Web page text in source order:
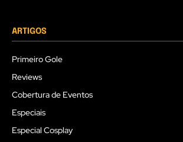
ARTIGOS
Primeiro Gole
Reviews
Cobertura de Eventos
Especiais
Especial Cosplay